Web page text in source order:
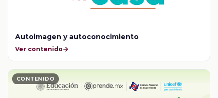
Autoimagen y autoconocimiento
Ver contenido
CONTENIDO